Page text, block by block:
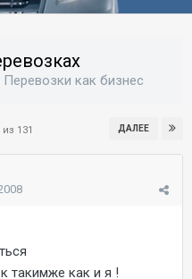
Перевозки как бизнес
ДАЛЕЕ
131
такимже как и я !